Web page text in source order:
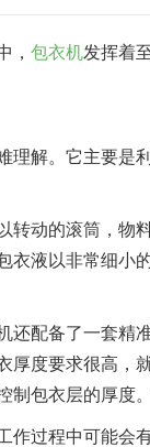
， 包衣机发挥着
理解。它主要是
转动的滚筒，物
衣液以非常细小
还配备了一套精
厚度要求很高，
制包衣层的厚度
作过程中可能会